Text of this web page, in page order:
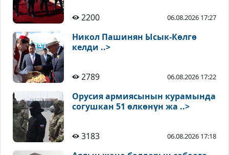
2200 06.08.2026 17:27
Никол Пашинян Ысык-Көлгө
келди ..>
2789 06.08.2026 17:22
Орусия армиясынын курамында
согушкан 51 өлкөнүн жа ..>
3183 06.08.2026 17:18